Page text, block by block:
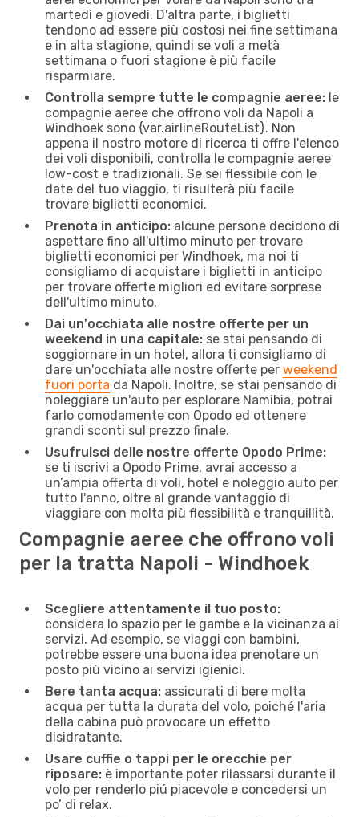
martedì e giovedì. D'altra parte, i biglietti
tendono ad essere più costosi nei fine settimana
e in alta stagione, quindi se voli a metà
settimana o fuori stagione è più facile
risparmiare.
Controlla sempre tutte le compagnie aeree: le
compagnie aeree che offrono voli da Napoli a
Windhoek sono {​var.airlineRouteList}. Non
appena il nostro motore di ricerca ti offre l'elenco
dei voli disponibili, controlla le compagnie aeree
low-cost e tradizionali. Se sei flessibile con le
date del tuo viaggio, ti risulterà più facile
trovare biglietti economici.
Prenota in anticipo: alcune persone decidono di
aspettare fino all'ultimo minuto per trovare
biglietti economici per Windhoek, ma noi ti
consigliamo di acquistare i biglietti in anticipo
per trovare offerte migliori ed evitare sorprese
dell'ultimo minuto.
Dai un'occhiata alle nostre offerte per un
weekend in una capitale: se stai pensando di
soggiornare in un hotel, allora ti consigliamo di
dare un'occhiata alle nostre offerte per weekend
fuori porta da Napoli. Inoltre, se stai pensando di
noleggiare un'auto per esplorare Namibia, potrai
farlo comodamente con Opodo ed ottenere
grandi sconti sul prezzo finale.
Usufruisci delle nostre offerte Opodo Prime:
se ti iscrivi a Opodo Prime, avrai accesso a
un’ampia offerta di voli, hotel e noleggio auto per
tutto l'anno, oltre al grande vantaggio di
viaggiare con molta più flessibilità e tranquillità.
Compagnie aeree che offrono voli
per la tratta Napoli - Windhoek
Scegliere attentamente il tuo posto:
considera lo spazio per le gambe e la vicinanza ai
servizi. Ad esempio, se viaggi con bambini,
potrebbe essere una buona idea prenotare un
posto più vicino ai servizi igienici.
Bere tanta acqua: assicurati di bere molta
acqua per tutta la durata del volo, poiché l'aria
della cabina può provocare un effetto
disidratante.
Usare cuffie o tappi per le orecchie per
riposare: è importante poter rilassarsi durante il
volo per renderlo piú piacevole e concedersi un
po’ di relax.